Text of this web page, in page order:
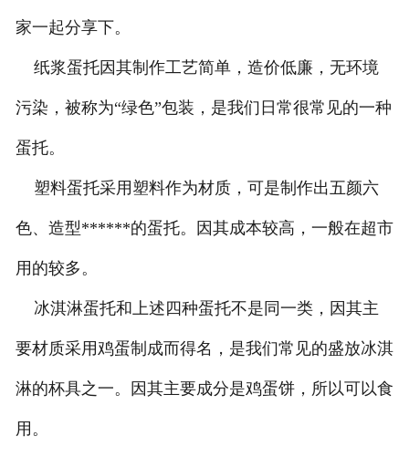
家一起分享下。
纸浆蛋托因其制作工艺简单，造价低廉，无环境
污染，被称为“绿色”包装，是我们日常很常见的一种
蛋托。
塑料蛋托采用塑料作为材质，可是制作出五颜六
色、造型******的蛋托。因其成本较高，一般在超市
用的较多。
冰淇淋蛋托和上述四种蛋托不是同一类，因其主
要材质采用鸡蛋制成而得名，是我们常见的盛放冰淇
淋的杯具之一。因其主要成分是鸡蛋饼，所以可以食
用。